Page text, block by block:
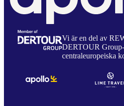
Vi är en del av
DERTOUR
centraleuropeiska